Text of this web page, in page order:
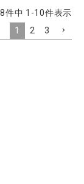
件中 1 -10件表示
1
2 3